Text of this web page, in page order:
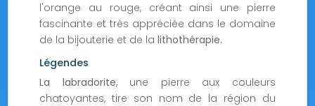
l'orange au rouge, créant ainsi une pierre
fascinante et très appréciée dans le domaine
de la bijouterie et de lalithothérapie.
Légendes
La labradorite, une pierre aux couleurs
chatoyantes, tire son nom de la région du